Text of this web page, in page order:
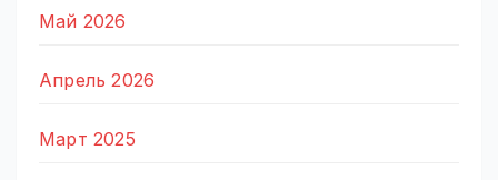
Май 2026
Апрель 2026
Март 2025